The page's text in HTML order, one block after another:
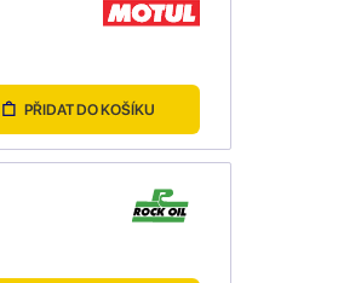
PŘIDAT DO KOŠÍKU